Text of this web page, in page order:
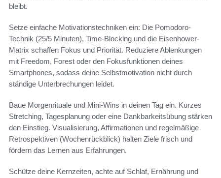
bleibt.
Setze einfache Motivationstechniken ein: Die Pomodoro-
Technik (25/5 Minuten), Time-Blocking und die Eisenhower-
Matrix schaffen Fokus und Priorität. Reduziere Ablenkungen
mit Freedom, Forest oder den Fokusfunktionen deines
Smartphones, sodass deine Selbstmotivation nicht durch
ständige Unterbrechungen leidet.
Baue Morgenrituale und Mini‑Wins in deinen Tag ein. Kurzes
Stretching, Tagesplanung oder eine Dankbarkeitsübung stärken
den Einstieg. Visualisierung, Affirmationen und regelmäßige
Retrospektiven (Wochenrückblick) halten Ziele frisch und
fördern das Lernen aus Erfahrungen.
Schütze deine Kernzeiten, achte auf Schlaf, Ernährung und